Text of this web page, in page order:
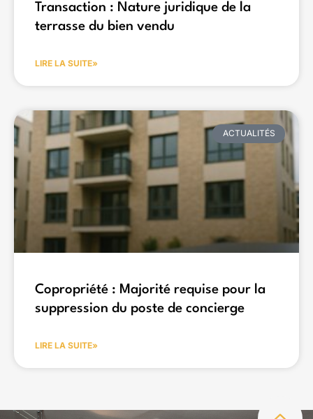
Transaction : Nature juridique de la
terrasse du bien vendu
LIRE LA SUITE»
ACTUALITÉS
Copropriété : Majorité requise pour la
suppression du poste de concierge
LIRE LA SUITE»